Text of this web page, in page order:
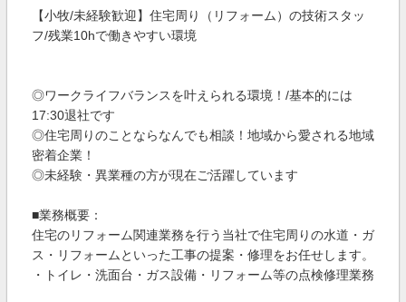
【小牧/未経験歓迎】住宅周り（リフォーム）の技術スタッ
フ/残業10hで働きやすい環境
◎ワークライフバランスを叶えられる環境！/基本的には
17:30退社です
◎住宅周りのことならなんでも相談！地域から愛される地域
密着企業！
◎未経験・異業種の方が現在ご活躍しています
■業務概要：
住宅のリフォーム関連業務を行う当社で住宅周りの水道・ガ
ス・リフォームといった工事の提案・修理をお任せします。
・トイレ・洗面台・ガス設備・リフォーム等の点検修理業務